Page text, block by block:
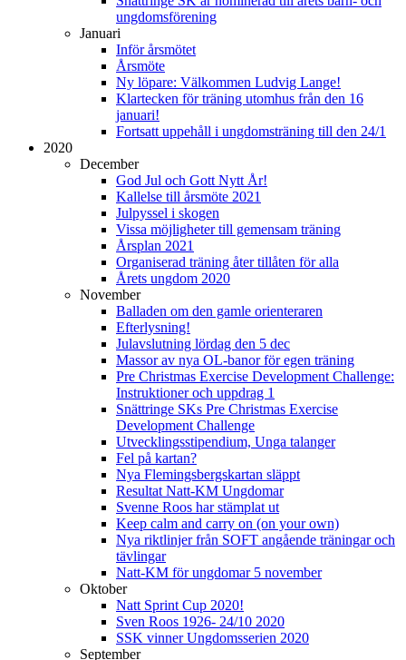
ungdomsförening
Januari
Inför årsmötet
Årsmöte
Ny löpare: Välkommen Ludvig Lange!
Klartecken för träning utomhus från den 16
januari!
Fortsatt uppehåll i ungdomsträning till den 24/1
2020
December
God Jul och Gott Nytt År!
Kallelse till årsmöte 2021
Julpyssel i skogen
Vissa möjligheter till gemensam träning
Årsplan 2021
Organiserad träning åter tillåten för alla
Årets ungdom 2020
November
Balladen om den gamle orienteraren
Efterlysning!
Julavslutning lördag den 5 dec
Massor av nya OL-banor för egen träning
Pre Christmas Exercise Development Challenge:
Instruktioner och uppdrag 1
Snättringe SKs Pre Christmas Exercise
Development Challenge
Utvecklingsstipendium, Unga talanger
Fel på kartan?
Nya Flemingsbergskartan släppt
Resultat Natt-KM Ungdomar
Svenne Roos har stämplat ut
Keep calm and carry on (on your own)
Nya riktlinjer från SOFT angående träningar och
tävlingar
Natt-KM för ungdomar 5 november
Oktober
Natt Sprint Cup 2020!
Sven Roos 1926- 24/10 2020
SSK vinner Ungdomsserien 2020
September